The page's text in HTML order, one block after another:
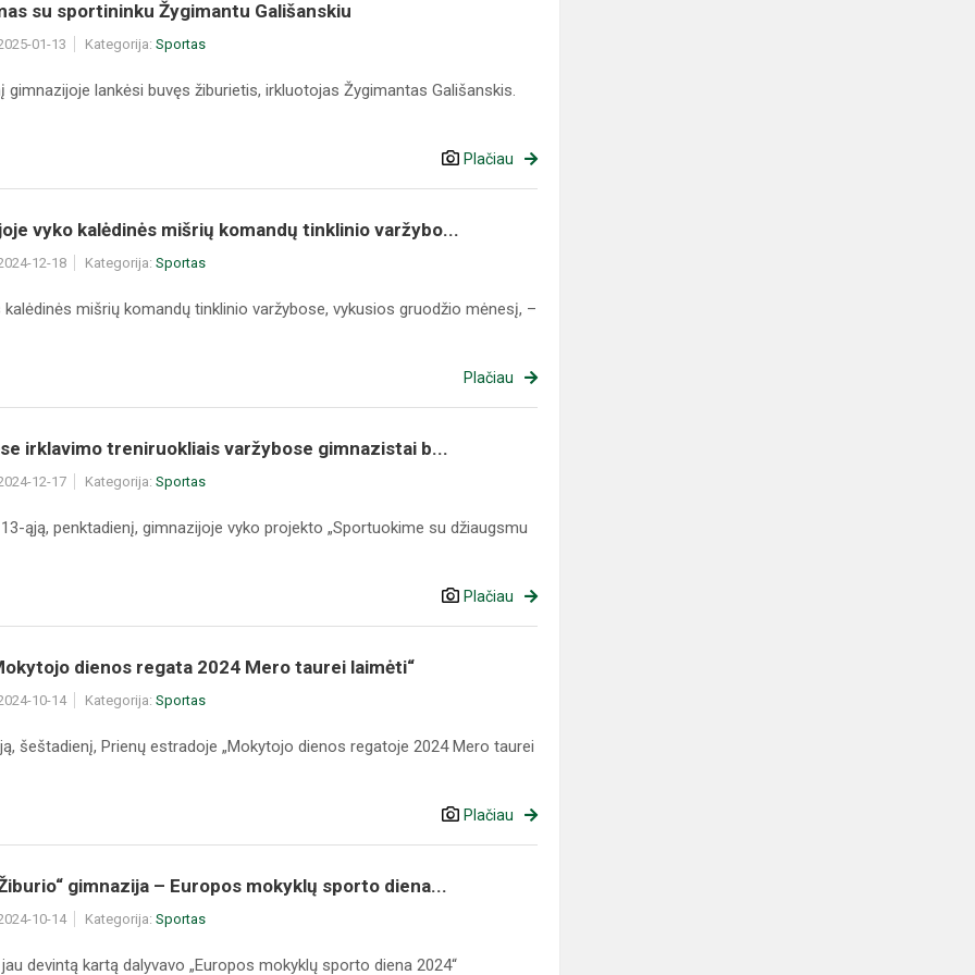
su sportininku Žygimantu Gališanskiu
01-13 Kategorija: Sportas
gimnazijoje lankėsi buvęs žiburietis, irkluotojas Žygimantas Gališanskis.
Plačiau
vyko kalėdinės mišrių komandų tinklinio varžybo...
12-18 Kategorija: Sportas
kalėdinės mišrių komandų tinklinio varžybose, vykusios gruodžio mėnesį, –
Plačiau
irklavimo treniruokliais varžybose gimnazistai b...
12-17 Kategorija: Sportas
ąją, penktadienį, gimnazijoje vyko projekto „Sportuokime su džiaugsmu
Plačiau
dienos regata 2024 Mero taurei laimėti“
10-14 Kategorija: Sportas
šeštadienį, Prienų estradoje „Mokytojo dienos regatoje 2024 Mero taurei
Plačiau
gimnazija – Europos mokyklų sporto diena...
10-14 Kategorija: Sportas
devintą kartą dalyvavo „Europos mokyklų sporto diena 2024“